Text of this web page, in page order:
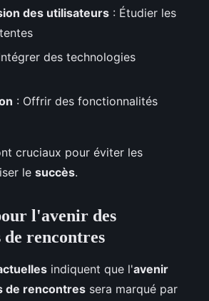
des utilisateurs : Étudier les
des technologies
: Offrir des fonctionnalités
cruciaux pour éviter les
le succès.
l'avenir des
rencontres
indiquent que l'avenir
de rencontres sera marqué par